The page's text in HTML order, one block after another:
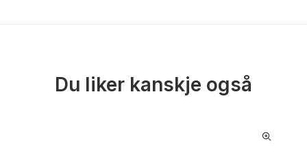
Du liker kanskje også